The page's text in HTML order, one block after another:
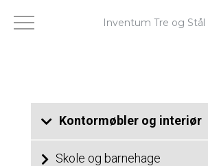
Kontormøbler og interiør
Skole og barnehage
Inventum Tre og Stål